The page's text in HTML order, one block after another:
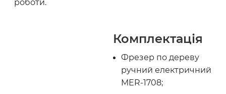
роботи.
Комплектація
Фрезер по дереву
ручний електричний
MER-1708;